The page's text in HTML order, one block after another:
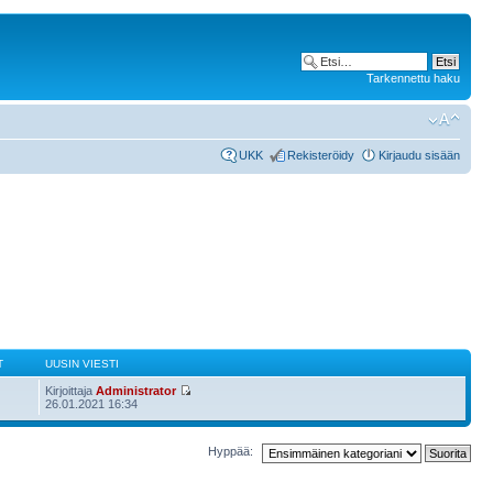
Tarkennettu haku
UKK Rekisteröidy Kirjaudu sisään
UUSIN VIESTI
KirjoittajaAdministrator
26.01.2021 16:34
Hyppää: